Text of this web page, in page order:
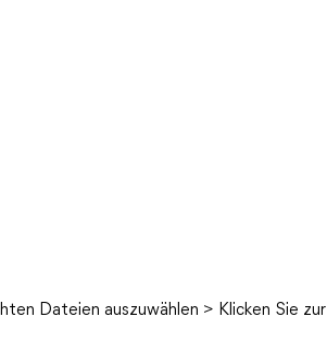
Dateien auszuwählen > Klicken Sie zur